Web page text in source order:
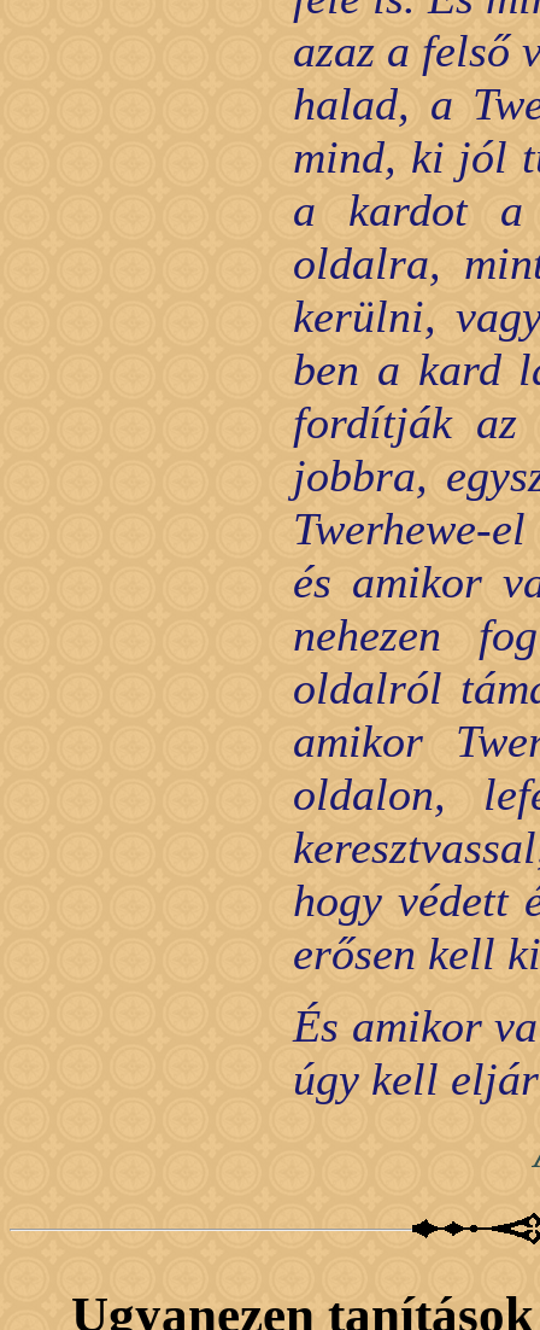
azaz a felső
halad, a
mind, ki jól
a kardot a
oldalra,
kerülni,
ben a kard
fordítják az
jobbra,
Twerhewe-
és amikor
nehezen
oldalról
amikor
oldalon,
hogy védett
erősen kell
És amikor
úgy kell
Ugyanezen